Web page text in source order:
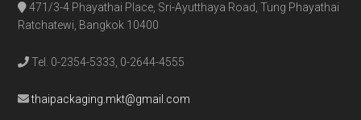
471/3-4 Phayathai Place, Sri-Ayutthaya Road, Tung Phayathai
Ratchatewi, Bangkok 10400
Tel. 0-2354-5333, 0-2644-4555
thaipackaging.mkt@gmail.com